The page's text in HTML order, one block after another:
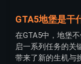
GTA5地堡是干
在GTA5中，地堡
启一系列任务的关
带来了新的生机与